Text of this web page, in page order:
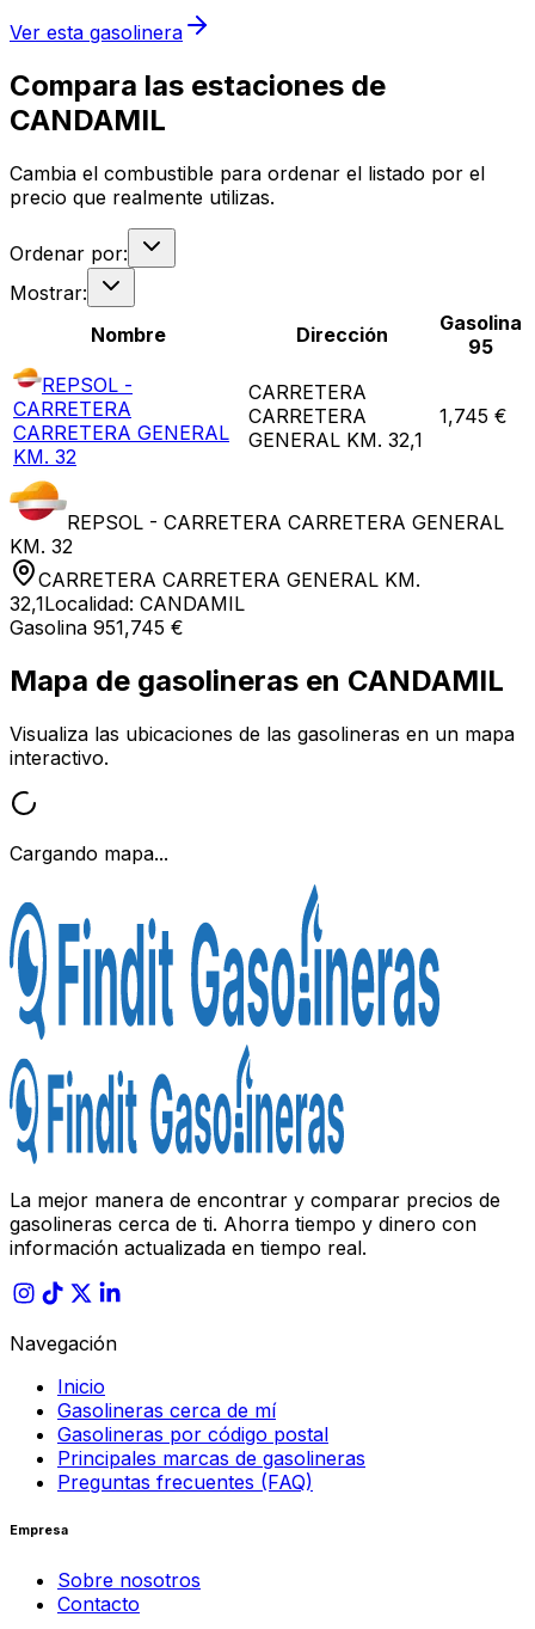
Ver esta gasolinera
Compara las estaciones de
CANDAMIL
Cambia el combustible para ordenar el listado por el
precio que realmente utilizas.
Ordenar por:
Mostrar:
Nombre
Dirección
Gasolina
95
REPSOL -
CARRETERA
CARRETERA GENERAL
KM. 32
CARRETERA
CARRETERA
GENERAL KM. 32,1
1,745 €
REPSOL - CARRETERA CARRETERA GENERAL
KM. 32
CARRETERA CARRETERA GENERAL KM.
32,1Localidad: CANDAMIL
Gasolina 951,745 €
Mapa de gasolineras en CANDAMIL
Visualiza las ubicaciones de las gasolineras en un mapa
interactivo.
Cargando mapa...
La mejor manera de encontrar y comparar precios de
gasolineras cerca de ti. Ahorra tiempo y dinero con
información actualizada en tiempo real.
Navegación
Inicio
Gasolineras cerca de mí
Gasolineras por código postal
Principales marcas de gasolineras
Preguntas frecuentes (FAQ)
Empresa
Sobre nosotros
Contacto